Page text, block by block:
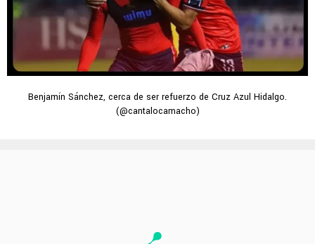
Benjamín Sánchez, cerca de ser refuerzo de Cruz Azul Hidalgo.
(@cantalocamacho)